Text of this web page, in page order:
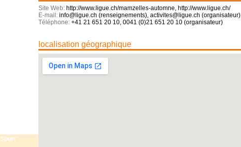
Sport
Site Web: http://www.ligue.ch/mamzelles-automne, http://www.ligue.ch/
E-mail: info@ligue.ch (renseignements), activites@ligue.ch (organisateur)
Téléphone: +41 21 651 20 10, 0041 (0)21 651 20 10 (organisateur)
localisation géographique